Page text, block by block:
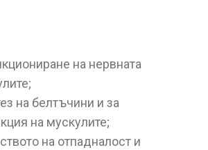
на нервната
на белтъчини и за
на мускулите;
на отпадналост и